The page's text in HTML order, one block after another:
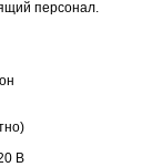
персонал.
В